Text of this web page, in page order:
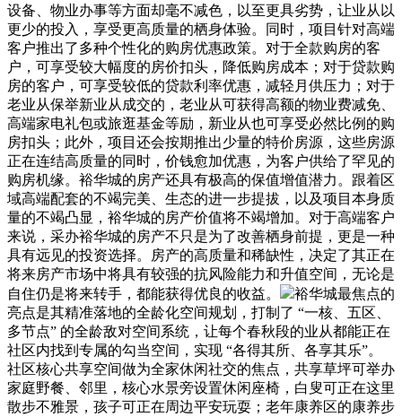
设备、物业办事等方面却毫不减色，以至更具劣势，让业从以
更少的投入，享受更高质量的栖身体验。同时，项目针对高端
客户推出了多种个性化的购房优惠政策。对于全款购房的客
户，可享受较大幅度的房价扣头，降低购房成本；对于贷款购
房的客户，可享受较低的贷款利率优惠，减轻月供压力；对于
老业从保举新业从成交的，老业从可获得高额的物业费减免、
高端家电礼包或旅逛基金等励，新业从也可享受必然比例的购
房扣头；此外，项目还会按期推出少量的特价房源，这些房源
正在连结高质量的同时，价钱愈加优惠，为客户供给了罕见的
购房机缘。裕华城的房产还具有极高的保值增值潜力。跟着区
域高端配套的不竭完美、生态的进一步提拔，以及项目本身质
量的不竭凸显，裕华城的房产价值将不竭增加。对于高端客户
来说，采办裕华城的房产不只是为了改善栖身前提，更是一种
具有远见的投资选择。房产的高质量和稀缺性，决定了其正在
将来房产市场中将具有较强的抗风险能力和升值空间，无论是
自住仍是将来转手，都能获得优良的收益。
裕华城最焦点的
亮点是其精准落地的全龄化空间规划，打制了 “一核、五区、
多节点” 的全龄敌对空间系统，让每个春秋段的业从都能正在
社区内找到专属的勾当空间，实现 “各得其所、各享其乐”。
社区核心共享空间做为全家休闲社交的焦点，共享草坪可举办
家庭野餐、邻里，核心水景旁设置休闲座椅，白叟可正在这里
散步不雅景，孩子可正在周边平安玩耍；老年康养区的康养步